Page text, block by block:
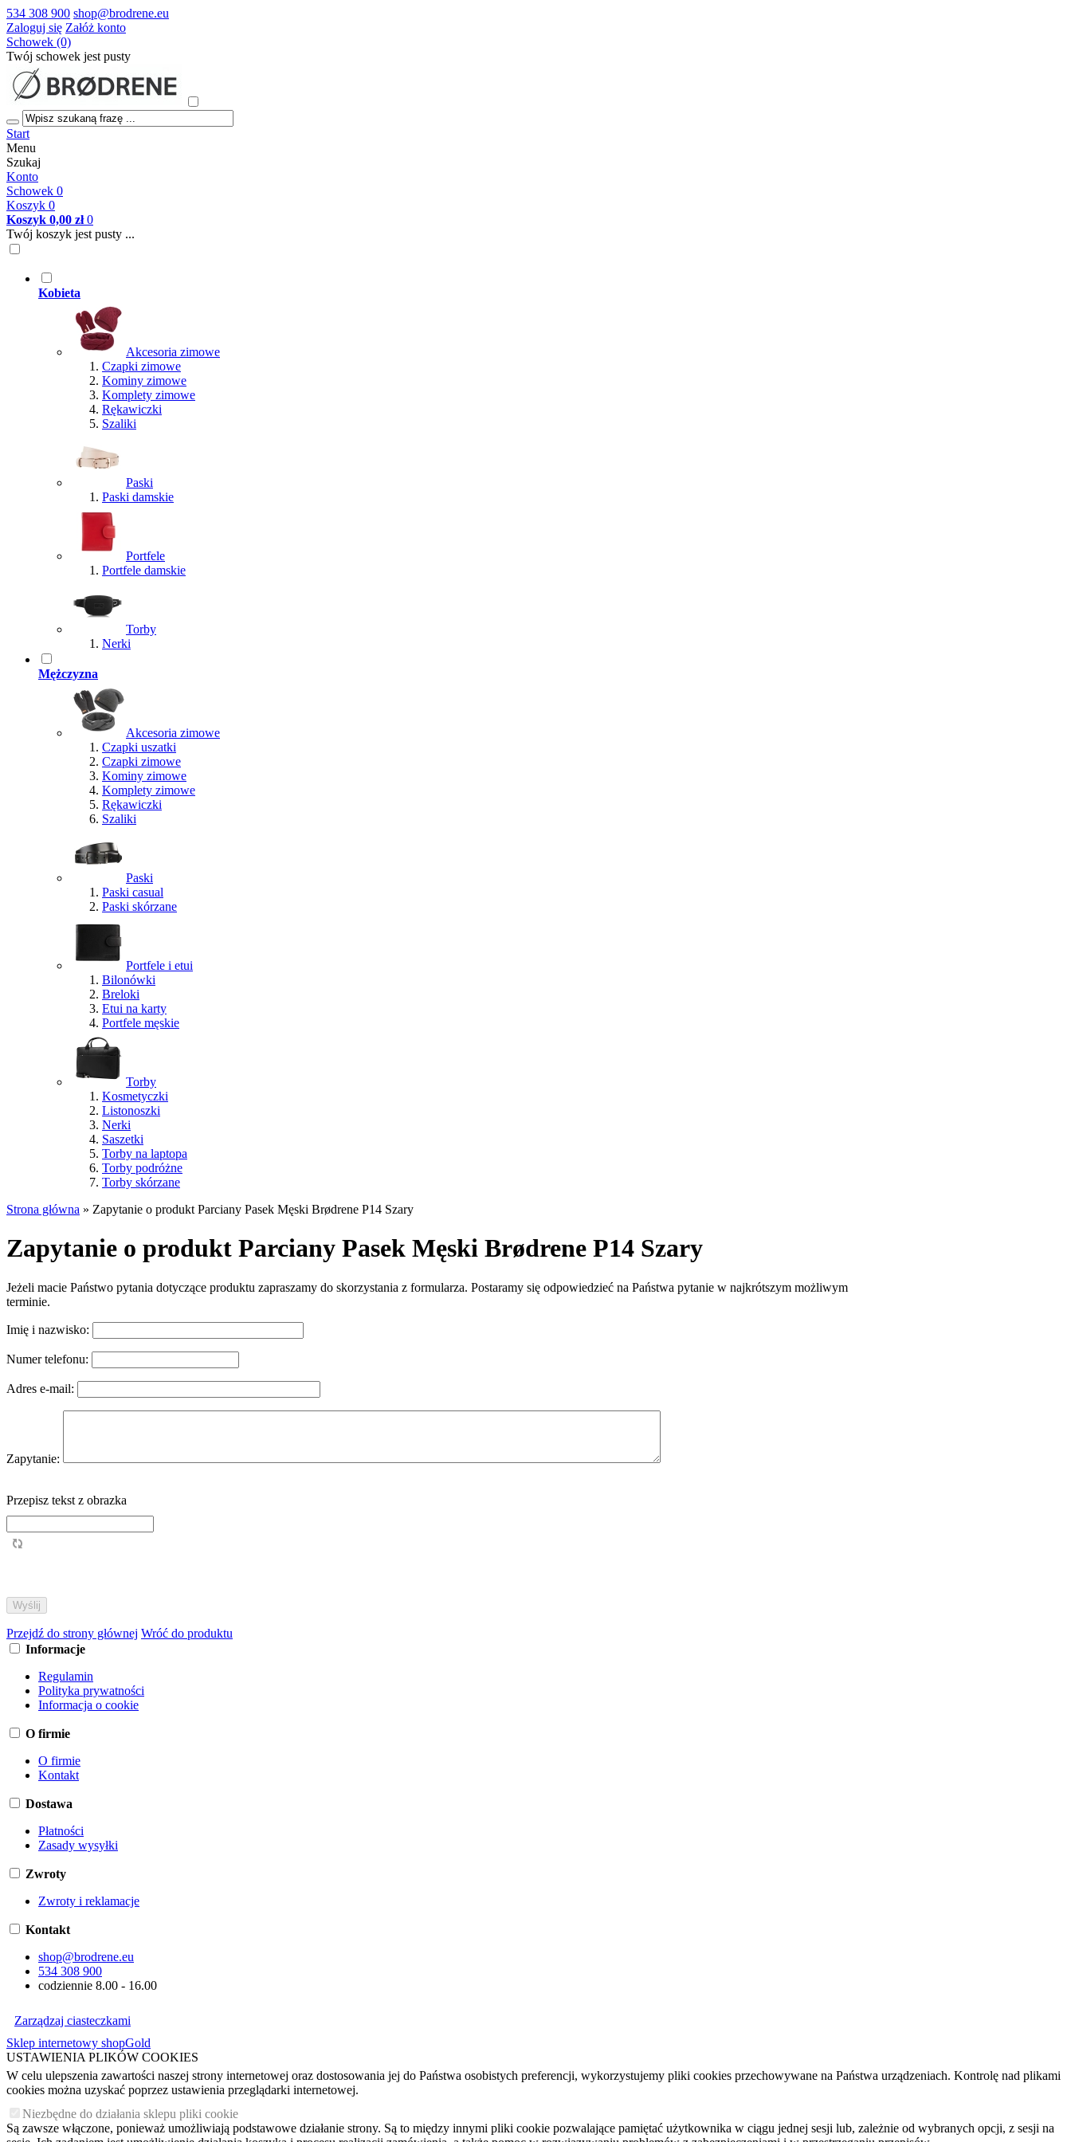
534 308 900 shop@brodrene.eu
Zaloguj się Załóż konto
Schowek (0)
Twój schowek jest pusty
Start
Menu
Szukaj
Konto
Schowek 0
Koszyk 0
Koszyk 0,00 zł 0
Twój koszyk jest pusty ...
Kobieta
Akcesoria zimowe
Czapki zimowe
Kominy zimowe
Komplety zimowe
Rękawiczki
Szaliki
Paski
Paski damskie
Portfele
Portfele damskie
Torby
Nerki
Mężczyzna
Akcesoria zimowe
Czapki uszatki
Czapki zimowe
Kominy zimowe
Komplety zimowe
Rękawiczki
Szaliki
Paski
Paski casual
Paski skórzane
Portfele i etui
Bilonówki
Breloki
Etui na karty
Portfele męskie
Torby
Kosmetyczki
Listonoszki
Nerki
Saszetki
Torby na laptopa
Torby podróżne
Torby skórzane
Strona główna » Zapytanie o produkt Parciany Pasek Męski Brødrene P14 Szary
Zapytanie o produkt Parciany Pasek Męski Brødrene P14 Szary
Jeżeli macie Państwo pytania dotyczące produktu zapraszamy do skorzystania z formularza. Postaramy się odpowiedzieć na Państwa pytanie w najkrótszym możliwym
terminie.
Imię i nazwisko:
Numer telefonu:
Adres e-mail:
Zapytanie:
Przepisz tekst z obrazka
Przejdź do strony głównej Wróć do produktu
Informacje
Regulamin
Polityka prywatności
Informacja o cookie
O firmie
O firmie
Kontakt
Dostawa
Płatności
Zasady wysyłki
Zwroty
Zwroty i reklamacje
Kontakt
shop@brodrene.eu
534 308 900
codziennie 8.00 - 16.00
Zarządzaj ciasteczkami
Sklep internetowy shopGold
USTAWIENIA PLIKÓW COOKIES
W celu ulepszenia zawartości naszej strony internetowej oraz dostosowania jej do Państwa osobistych preferencji, wykorzystujemy pliki cookies przechowywane na Państwa urządzeniach. Kontrolę nad plikami
cookies można uzyskać poprzez ustawienia przeglądarki internetowej.
Niezbędne do działania sklepu pliki cookie
Są zawsze włączone, ponieważ umożliwiają podstawowe działanie strony. Są to między innymi pliki cookie pozwalające pamiętać użytkownika w ciągu jednej sesji lub, zależnie od wybranych opcji, z sesji na